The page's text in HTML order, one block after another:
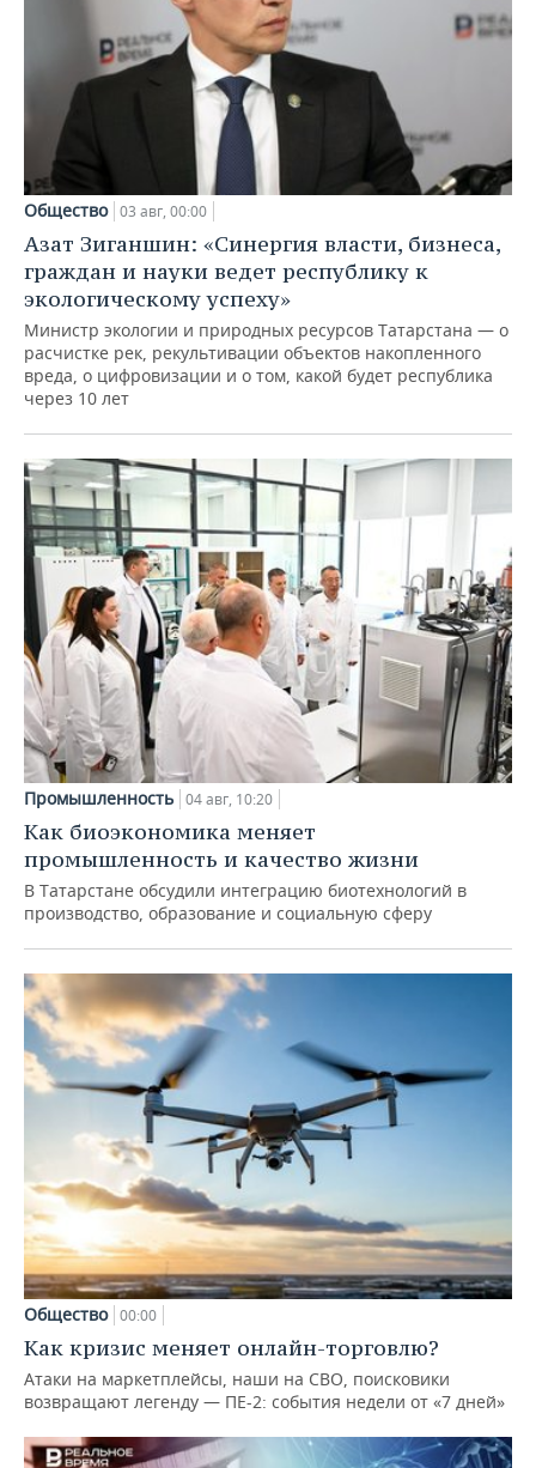
Общество 03 авг, 00:00
Азат Зиганшин: «Синергия власти, бизнеса,
граждан и науки ведет республику к
экологическому успеху»
Министр экологии и природных ресурсов Татарстана — о
расчистке рек, рекультивации объектов накопленного
вреда, о цифровизации и о том, какой будет республика
через 10 лет
Промышленность 04 авг, 10:20
Как биоэкономика меняет
промышленность и качество жизни
В Татарстане обсудили интеграцию биотехнологий в
производство, образование и социальную сферу
Общество 00:00
Как кризис меняет онлайн-торговлю?
Атаки на маркетплейсы, наши на СВО, поисковики
возвращают легенду — ПЕ-2: события недели от «7 дней»